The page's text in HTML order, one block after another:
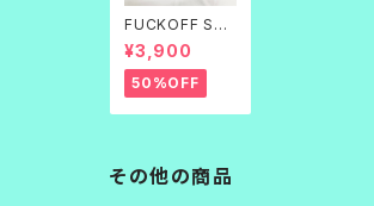
FUCKOFF SWI
M PANTS 黒刺
繍
¥3,900
50%OFF
その他の商品